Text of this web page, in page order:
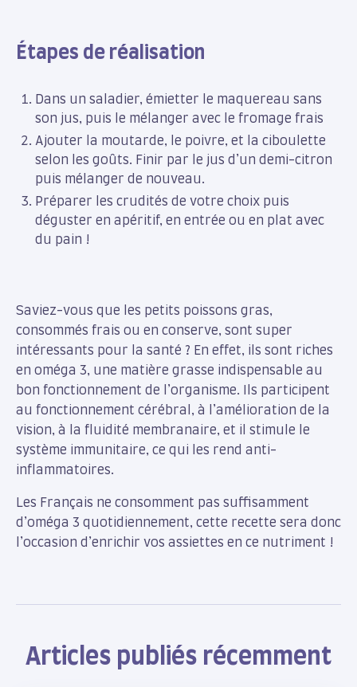
Étapes de réalisation
Dans un saladier, émietter le maquereau sans
son jus, puis le mélanger avec le fromage frais
Ajouter la moutarde, le poivre, et la ciboulette
selon les goûts. Finir par le jus d’un demi-citron
puis mélanger de nouveau.
Préparer les crudités de votre choix puis
déguster en apéritif, en entrée ou en plat avec
du pain !
Saviez-vous que les petits poissons gras,
consommés frais ou en conserve, sont super
intéressants pour la santé ? En effet, ils sont riches
en oméga 3, une matière grasse indispensable au
bon fonctionnement de l’organisme. Ils participent
au fonctionnement cérébral, à l’amélioration de la
vision, à la fluidité membranaire, et il stimule le
système immunitaire, ce qui les rend anti-
inflammatoires.
Les Français ne consomment pas suffisamment
d’oméga 3 quotidiennement, cette recette sera donc
l’occasion d’enrichir vos assiettes en ce nutriment !
Articles publiés récemment